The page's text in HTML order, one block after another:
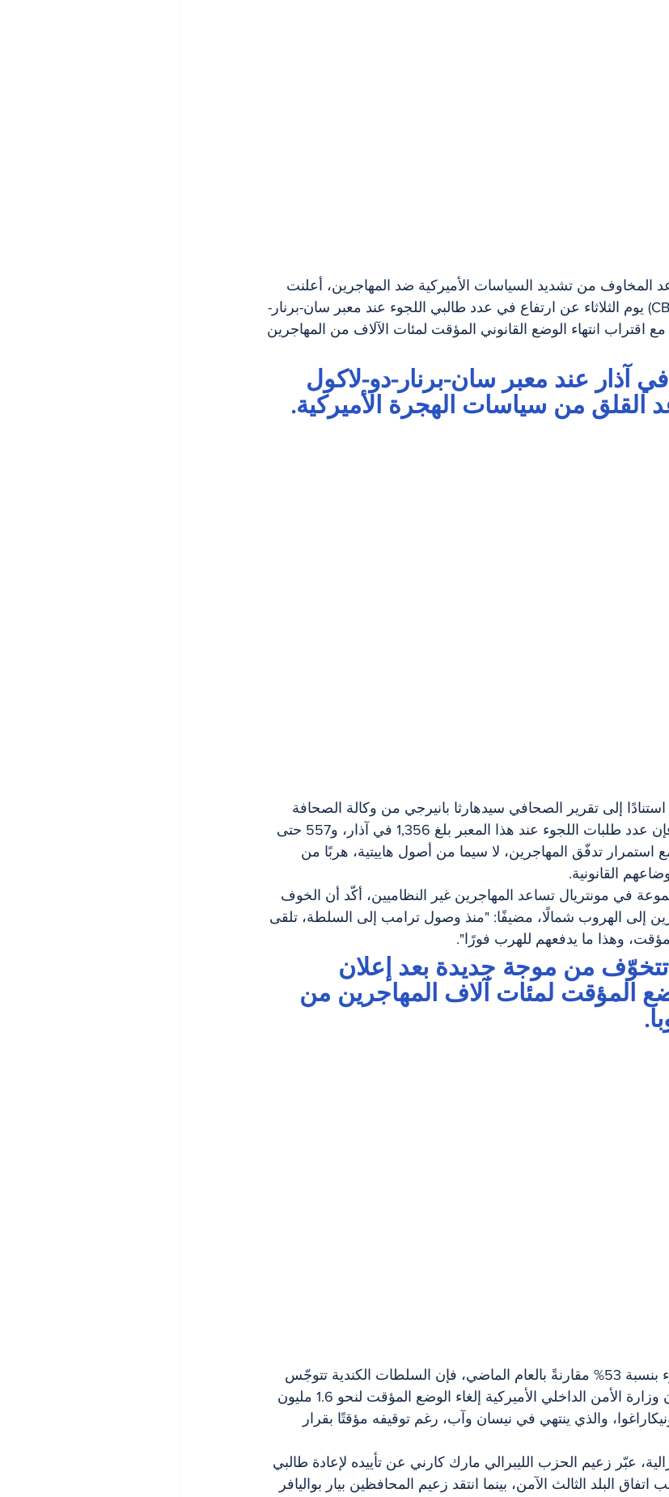
المخاوف من تشديد السياسات الأميركية ضد المهاجرين، أعلنت
وكالة خدمات الحدود الكندية (CBSA) يوم الثلاثاء عن ارتفاع في عدد طالبي اللجوء عند معبر سان-برنار-
اقتراب انتهاء الوضع القانوني المؤقت لمئات الآلاف من المهاجرين
في آذار عند معبر سان-برنار-دو-لاكول
من سياسات الهجرة الأميركية.
وبحسب ما أفادت به شبكة CBC استنادًا إلى تقرير الصحافي سيدهارثا بانيرجي من وكالة الصحافة
الكندية (The Canadian Press)، فإن عدد طلبات اللجوء عند هذا المعبر بلغ 1,356 في آذار، و557 حتى
تدفّق المهاجرين، لا سيما من أصول هاييتية، هربًا من
القانونية.
في مونتريال تساعد المهاجرين غير النظاميين، أكّد أن الخوف
إلى الهروب شمالًا، مضيفًا: "منذ وصول ترامب إلى السلطة، تلقى
وهذا ما يدفعهم للهرب فورًا".
تتخوّف من موجة جديدة بعد إعلان
المؤقت لمئات آلاف المهاجرين من
ورغم تراجع إجمالي طلبات اللجوء بنسبة 53% مقارنةً بالعام الماضي، فإن السلطات الكندية تتوجّس
من موجة جديدة، خاصة بعد إعلان وزارة الأمن الداخلي الأميركية إلغاء الوضع المؤقت لنحو 1.6 مليون
والذي ينتهي في نيسان وآب، رغم توقيفه مؤقتًا بقرار
عبّر زعيم الحزب الليبرالي مارك كارني عن تأييده لإعادة طالبي
اتفاق البلد الثالث الآمن، بينما انتقد زعيم المحافظين بيار بواليافر